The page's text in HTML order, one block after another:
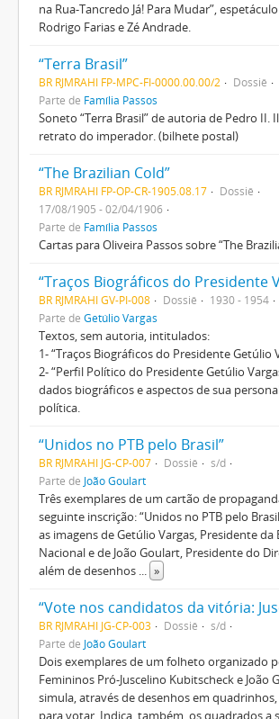
na Rua-Tancredo Já! Para Mudar”,
Rodrigo Farias e Zé Andrade.
“Terra Brasil”
BR RJMRAHI FP-MPC-FI-0000.00.00/2 Dossiê
Parte de Família Passos
Soneto “Terra Brasil” de autoria de Pedro II.
retrato do imperador. (bilhete postal)
“The Brazilian Cold”
BR RJMRAHI FP-OP-CR-1905.08.17
Dossiê
17/08/1905 - 02/04/1906
Parte de Família Passos
Cartas para Oliveira Passos sobre “The
BR RJMRAHI GV-PI-008 Dossiê
1930 - 1954
Parte de Getúlio Vargas
Textos, sem autoria, intitulados:
1- “Traços Biográficos do Presidente Getúlio
2- “Perfil Político do Presidente Getúlio
dados biográficos e aspectos de sua
política.
“Unidos no PTB pelo Brasil”
BR RJMRAHI JG-CP-007 Dossiê
s/d
Parte de João Goulart
Três exemplares de um cartão de
seguinte inscrição: “Unidos no PTB pelo
as imagens de Getúlio Vargas, Presidente da
Nacional e de João Goulart, Presidente do
além de desenhos ... »
BR RJMRAHI JG-CP-003 Dossiê
s/d
Parte de João Goulart
Dois exemplares de um folheto organizado
Femininos Pró-Juscelino Kubitscheck e João
simula, através de desenhos em
para votar. Indica, também, os quadrados a